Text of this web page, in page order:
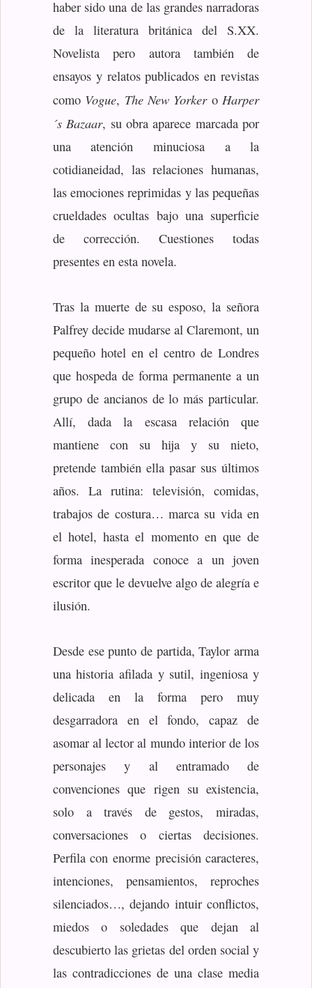
haber sido una de las grandes narradoras
de la literatura británica del S.XX.
Novelista pero autora también de
ensayos y relatos publicados en revistas
como Vogue, The New YorkeroHarper
´s Bazaar, su obra aparece marcada por
una atención minuciosa a la
cotidianeidad, las relaciones humanas,
las emociones reprimidas y las pequeñas
crueldades ocultas bajo una superficie
de corrección. Cuestiones todas
presentes en esta novela.
Tras la muerte de su esposo, la señora
Palfrey decide mudarse al Claremont, un
pequeño hotel en el centro de Londres
que hospeda de forma permanente a un
grupo de ancianos de lo más particular.
Allí, dada la escasa relación que
mantiene con su hija y su nieto,
pretende también ella pasar sus últimos
años. La rutina: televisión, comidas,
trabajos de costura… marca su vida en
el hotel, hasta el momento en que de
forma inesperada conoce a un joven
escritor que le devuelve algo de alegría e
ilusión.
Desde ese punto de partida, Taylor arma
una historia afilada y sutil, ingeniosa y
delicada en la forma pero muy
desgarradora en el fondo, capaz de
asomar al lector al mundo interior de los
personajes y al entramado de
convenciones que rigen su existencia,
solo a través de gestos, miradas,
conversaciones o ciertas decisiones.
Perfila con enorme precisión caracteres,
intenciones, pensamientos, reproches
silenciados…, dejando intuir conflictos,
miedos o soledades que dejan al
descubierto las grietas del orden social y
las contradicciones de una clase media